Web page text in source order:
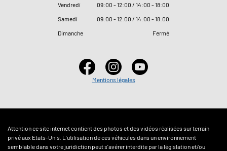
Vendredi
09:00 - 12:00 / 14:00 - 18:00
Samedi
09:00 - 12:00 / 14:00 - 18:00
Dimanche
Fermé
Mentions légales
Attention ce site internet contient des photos et des vidéos réalisées sur terrain
privé aux Etats-Unis. L'utilisation de ces véhicules dans un environnement
semblable dans votre juridiction peut s'avérer interdite par la législation et/ou